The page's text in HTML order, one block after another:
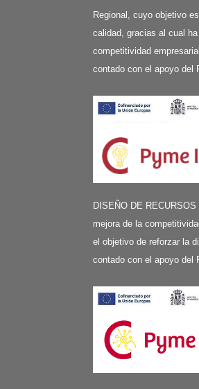
Regional, cuyo objetivo
calidad, gracias al cual
competitividad
contado con el apoyo del
DISEÑO DE
mejora de la
el objetivo de reforzar la
contado con el apoyo del